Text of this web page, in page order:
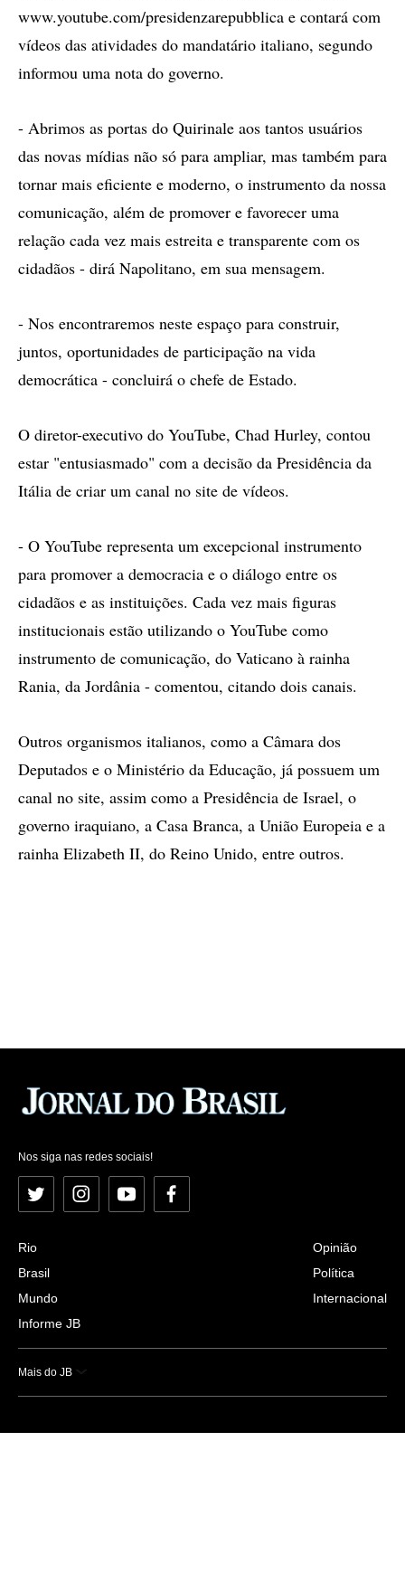
www.youtube.com/presidenzarepubblica e contará com
vídeos das atividades do mandatário italiano, segundo
informou uma nota do governo.
- Abrimos as portas do Quirinale aos tantos usuários
das novas mídias não só para ampliar, mas também para
tornar mais eficiente e moderno, o instrumento da nossa
comunicação, além de promover e favorecer uma
relação cada vez mais estreita e transparente com os
cidadãos - dirá Napolitano, em sua mensagem.
- Nos encontraremos neste espaço para construir,
juntos, oportunidades de participação na vida
democrática - concluirá o chefe de Estado.
O diretor-executivo do YouTube, Chad Hurley, contou
estar "entusiasmado" com a decisão da Presidência da
Itália de criar um canal no site de vídeos.
- O YouTube representa um excepcional instrumento
para promover a democracia e o diálogo entre os
cidadãos e as instituições. Cada vez mais figuras
institucionais estão utilizando o YouTube como
instrumento de comunicação, do Vaticano à rainha
Rania, da Jordânia - comentou, citando dois canais.
Outros organismos italianos, como a Câmara dos
Deputados e o Ministério da Educação, já possuem um
canal no site, assim como a Presidência de Israel, o
governo iraquiano, a Casa Branca, a União Europeia e a
rainha Elizabeth II, do Reino Unido, entre outros.
Nos siga nas redes sociais!
Twitter InstagramYouTubeFacebook
Rio
Brasil
Mundo
Informe JB
Opinião
Política
Internacional
Mais do JB
Esportes